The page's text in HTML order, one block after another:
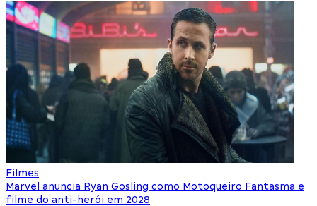
Filmes
Marvel anuncia Ryan Gosling como Motoqueiro Fantasma e
filme do anti-herói em 2028